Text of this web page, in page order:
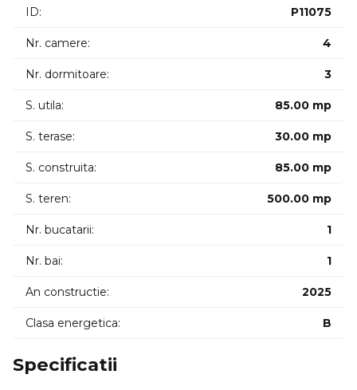
In curte exista sauna ciubar si foisor. ID.intern: 0011629.
ID: P11075
Nr. camere: 4
Nr. dormitoare: 3
S. utila: 85.00 mp
S. terase: 30.00 mp
S. construita: 85.00 mp
S. teren: 500.00 mp
Nr. bucatarii: 1
Nr. bai: 1
An constructie: 2025
Clasa energetica: B
Specificatii